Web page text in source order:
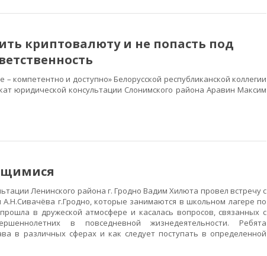
криптовалюту и не попасть под
компетентно и доступно» Белорусской республиканской коллегии
юридической консультации Слонимского района Аравин Максим
Ленинского района г. Гродно Вадим Хилюта провел встречу с
г.Гродно, которые занимаются в школьном лагере по
в дружеской атмосфере и касалась вопросов, связанных с
в повседневной жизнедеятельности. Ребята
в различных сферах и как следует поступать в определенной